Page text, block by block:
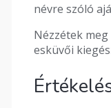
névre szóló
Nézzétek
esküvői